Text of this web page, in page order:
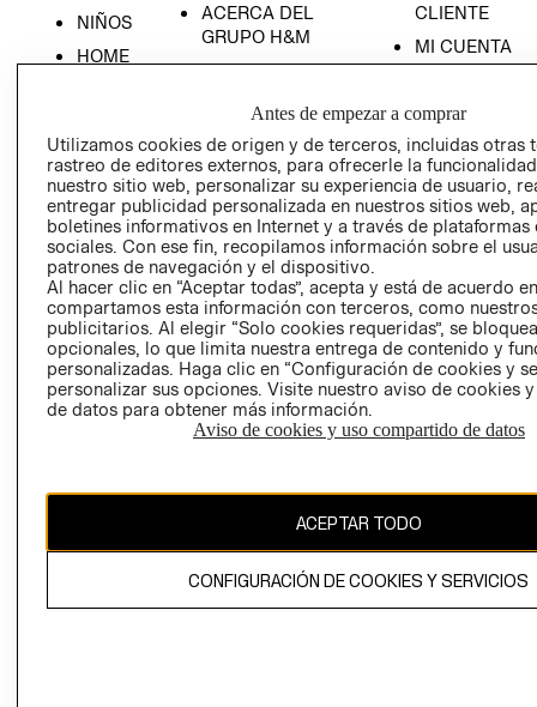
NIÑOS
HOME
ACERCA DEL
GRUPO H&M
RESPONSABILIDAD
RELACIÓN CON
INVERSIONISTAS
POLÍTICA
EMPRESARIAL
CLIENTE
MI CUENTA
- RETIRO EN
TIENDA
TÉRMINOS Y
CONDICIONES
AVISO DE
PRIVACIDAD
GIFT CARD
AVISO DE
COOKIES
Chile ($)
Antes de empezar a comprar
Utilizamos cookies de origen y de terceros, incluidas otras
rastreo de editores externos, para ofrecerle la
nuestro sitio web, personalizar su experiencia de usuario,
entregar publicidad personalizada en nuestros sitios web,
boletines informativos en Internet y a través de plataformas
sociales. Con ese fin, recopilamos información sobre el
patrones de navegación y el dispositivo.
Al hacer clic en “Aceptar todas”, acepta y está de acuerdo
compartamos esta información con terceros, como
publicitarios. Al elegir “Solo cookies requeridas”, se
opcionales, lo que limita nuestra entrega de contenido y
personalizadas. Haga clic en “Configuración de cookies y
personalizar sus opciones. Visite nuestro aviso de cookies
de datos para obtener más información.
Aviso de cookies y uso compartido de datos
ACEPTAR TODO
CONFIGURACIÓN DE COOKIES Y SERVICIOS